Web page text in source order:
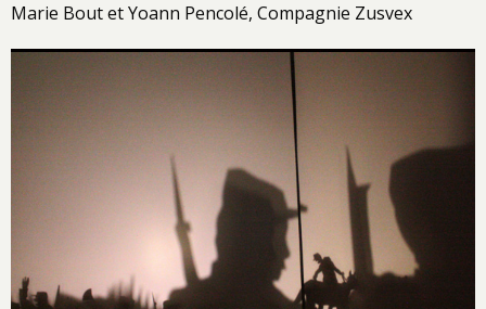
Marie Bout et Yoann Pencolé, Compagnie Zusvex